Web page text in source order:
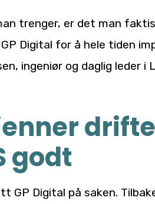
trenger, er det man
Digital for å hele tiden
ingeniør og daglig leder i
godt
GP Digital på saken.